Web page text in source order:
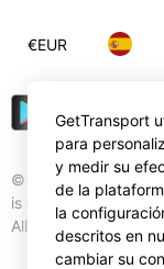
© Gettransport
is trademark of
All rights reserved.
€EUR
GetTransport
para
y medir su
de la
la
descritos en
cambiar su